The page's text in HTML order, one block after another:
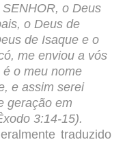
o Deus
o Deus de
de Isaque e o
me enviou a vós
o meu nome
e assim serei
geração em
3:14-15).
traduzido